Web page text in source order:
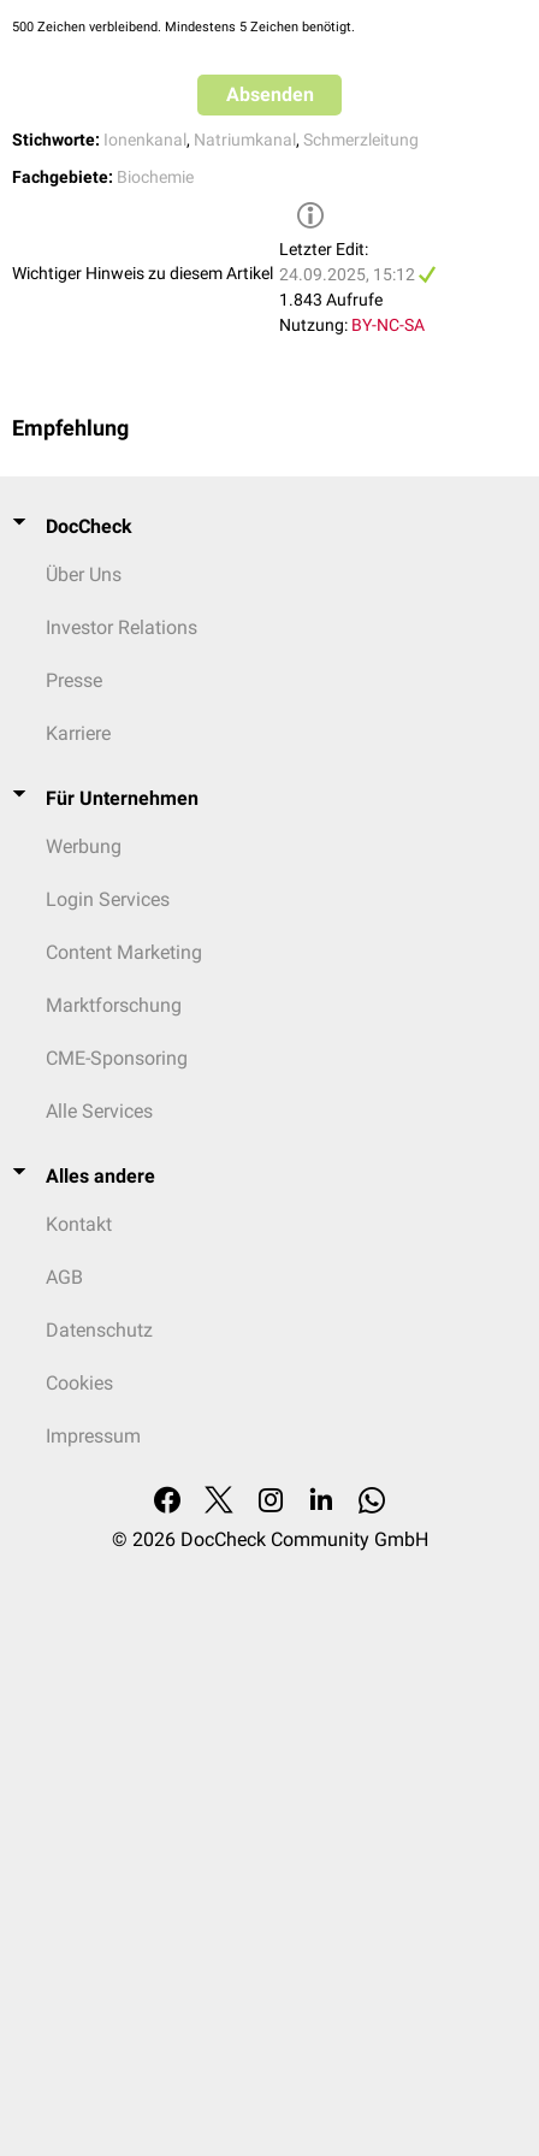
500 Zeichen verbleibend. Mindestens 5 Zeichen benötigt.
Absenden
Stichworte: Ionenkanal, Natriumkanal, Schmerzleitung
Fachgebiete: Biochemie
Wichtiger Hinweis zu diesem Artikel
Letzter Edit:
24.09.2025, 15:12
1.843 Aufrufe
Nutzung: BY-NC-SA
Empfehlung
DocCheck
Über Uns
Investor Relations
Presse
Karriere
Für Unternehmen
Werbung
Login Services
Content Marketing
Marktforschung
CME-Sponsoring
Alle Services
Alles andere
Kontakt
AGB
Datenschutz
Cookies
Impressum
© 2026 DocCheck Community GmbH